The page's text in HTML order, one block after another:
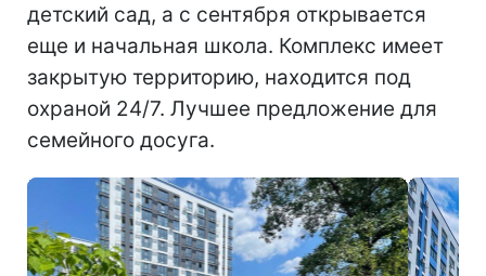
детский сад, а с сентября открывается
еще и начальная школа. Комплекс имеет
закрытую территорию, находится под
охраной 24/7. Лучшее предложение для
семейного досуга.